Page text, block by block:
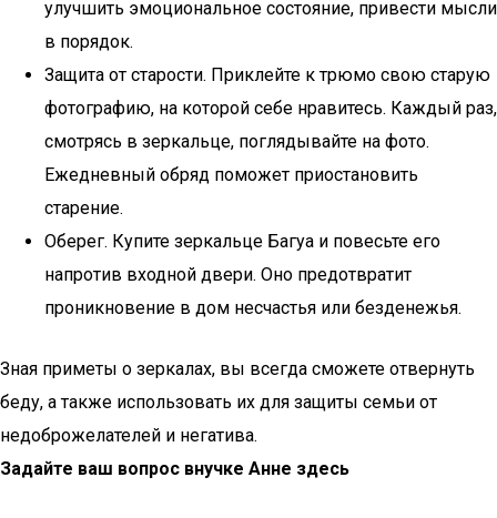
улучшить эмоциональное состояние, привести мысли
в порядок.
Защита от старости. Приклейте к трюмо свою старую
фотографию, на которой себе нравитесь. Каждый раз,
смотрясь в зеркальце, поглядывайте на фото.
Ежедневный обряд поможет приостановить
старение.
Оберег. Купите зеркальце Багуа и повесьте его
напротив входной двери. Оно предотвратит
проникновение в дом несчастья или безденежья.
Зная приметы о зеркалах, вы всегда сможете отвернуть
беду, а также использовать их для защиты семьи от
недоброжелателей и негатива.
Задайте ваш вопрос внучке Анне здесь